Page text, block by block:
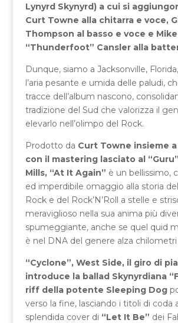
Lynyrd Skynyrd) a cui si
Curt Towne alla chitarra e voce,
Thompson al basso e voce e Mike
“Thunderfoot” Cansler alla
Dunque, siamo a Jacksonville,
l’aria pesante e umida delle paludi,
tracce dell’album nascono,
tradizione del Sud che valorizza il
elevarlo nell’olimpo del Rock.
Prodotto da Curt Towne insieme
con il mastering lasciato al
Mills, “At It Again” è un bellissimo,
ed imperdibile omaggio alla storia
Rock e del Rock’N’Roll a stelle e
meraviglioso nella sua anima più
spumeggiante, anche se quel quid
è nel DNA del genere alza chilometri
“Cyclone”, West Side, il giro di
introduce la ballad Skynyrdiana
riff della potente Sleeping Dog
verso la fine, lasciando i titoli di coda
splendida cover di “Let It Be” dei